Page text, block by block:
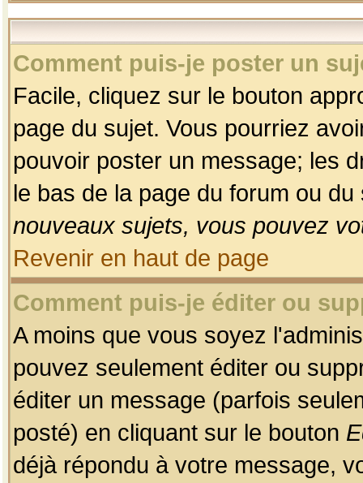
Comment puis-je poster un
Facile, cliquez sur le bouton
page du sujet. Vous pourriez
pouvoir poster un message; les
le bas de la page du forum ou
nouveaux sujets, vous pouvez
Revenir en haut de page
Comment puis-je éditer ou
A moins que vous soyez
pouvez seulement éditer ou
éditer un message (parfois
posté) en cliquant sur le bouton
déjà répondu à votre message,